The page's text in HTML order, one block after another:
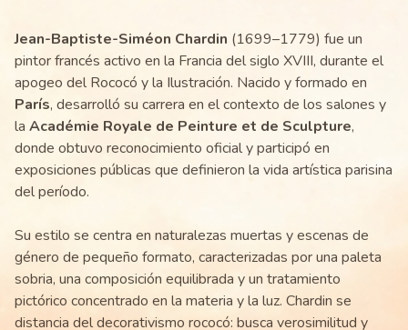
Jean-Baptiste-Siméon Chardin (1699–1779) fue un
pintor francés activo en la Francia del siglo XVIII, durante el
apogeo del Rococó y la Ilustración. Nacido y formado en
París, desarrolló su carrera en el contexto de los salones y
la Académie Royale de Peinture et de Sculpture,
donde obtuvo reconocimiento oficial y participó en
exposiciones públicas que definieron la vida artística parisina
del período.
Su estilo se centra en naturalezas muertas y escenas de
género de pequeño formato, caracterizadas por una paleta
sobria, una composición equilibrada y un tratamiento
pictórico concentrado en la materia y la luz. Chardin se
distancia del decorativismo rococó: busca verosimilitud y